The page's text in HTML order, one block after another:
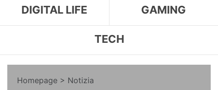
DIGITAL LIFE GAMING
TECH
Homepage > Notizia